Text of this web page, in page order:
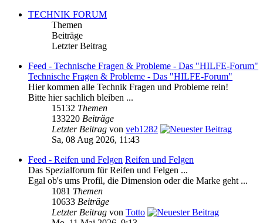
TECHNIK FORUM
Themen
Beiträge
Letzter Beitrag
Feed - Technische Fragen & Probleme - Das "HILFE-Forum"
Technische Fragen & Probleme - Das "HILFE-Forum"
Hier kommen alle Technik Fragen und Probleme rein!
Bitte hier sachlich bleiben ...
15132 Themen
133220 Beiträge
Letzter Beitrag von veb1282
Sa, 08 Aug 2026, 11:43
Feed - Reifen und Felgen Reifen und Felgen
Das Spezialforum für Reifen und Felgen ...
Egal ob's ums Profil, die Dimension oder die Marke geht ...
1081 Themen
10633 Beiträge
Letzter Beitrag von Totto